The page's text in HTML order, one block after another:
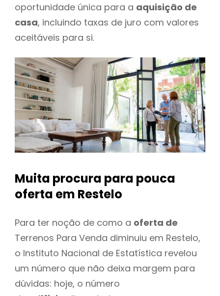
oportunidade única para a aquisição de
casa, incluindo taxas de juro com valores
aceitáveis para si.
Muita procura para pouca
oferta em Restelo
Para ter noção de como a oferta de
Terrenos Para Venda diminuiu em Restelo,
o Instituto Nacional de Estatística revelou
um número que não deixa margem para
dúvidas: hoje, o número